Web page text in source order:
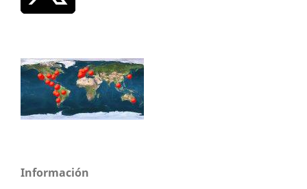
Información